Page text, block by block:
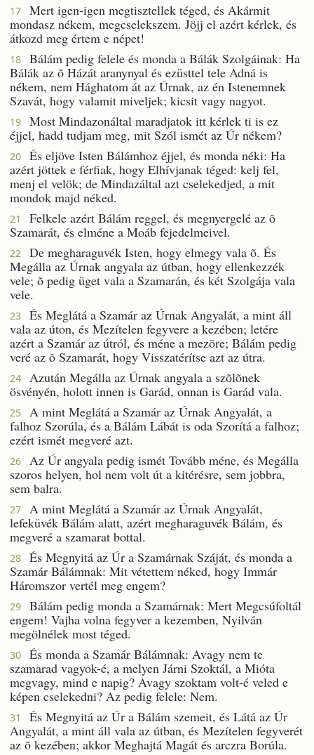
17
Mert igen-igen megtisztellek téged, és Akármit
mondasz nékem, megcselekszem. Jöjj el azért kérlek, és
átkozd meg értem e népet!
18
Bálám pedig felele és monda a Bálák Szolgáinak: Ha
Bálák az õ Házát aranynyal és ezüsttel tele Adná is
nékem, nem Hághatom át az Úrnak, az én Istenemnek
Szavát, hogy valamit miveljek; kicsit vagy nagyot.
19
Most Mindazonáltal maradjatok itt kérlek ti is ez
éjjel, hadd tudjam meg, mit Szól ismét az Úr nékem?
20
És eljöve Isten Bálámhoz éjjel, és monda néki: Ha
azért jöttek e férfiak, hogy Elhívjanak téged: kelj fel,
menj el velök; de Mindazáltal azt cselekedjed, a mit
mondok majd néked.
21
Felkele azért Bálám reggel, és megnyergelé az õ
Szamarát, és elméne a Moáb fejedelmeivel.
22
De megharaguvék Isten, hogy elmegy vala õ. És
Megálla az Úrnak angyala az útban, hogy ellenkezzék
vele; õ pedig üget vala a Szamarán, és két Szolgája vala
vele.
23
És Meglátá a Szamár az Úrnak Angyalát, a mint áll
vala az úton, és Mezítelen fegyvere a kezében; letére
azért a Szamár az útról, és méne a mezõre; Bálám pedig
veré az õ Szamarát, hogy Visszatérítse azt az útra.
24
Azután Megálla az Úrnak angyala a szõlõnek
ösvényén, holott innen is Garád, onnan is Garád vala.
25
A mint Meglátá a Szamár az Úrnak Angyalát, a
falhoz Szorúla, és a Bálám Lábát is oda Szorítá a falhoz;
ezért ismét megveré azt.
26
Az Úr angyala pedig ismét Tovább méne, és Megálla
szoros helyen, hol nem volt út a kitérésre, sem jobbra,
sem balra.
27
A mint Meglátá a Szamár az Úrnak Angyalát,
lefeküvék Bálám alatt, azért megharaguvék Bálám, és
megveré a szamarat bottal.
28
És Megnyitá az Úr a Szamárnak Száját, és monda a
Szamár Bálámnak: Mit vétettem néked, hogy Immár
Háromszor vertél meg engem?
29
Bálám pedig monda a Szamárnak: Mert Megcsúfoltál
engem! Vajha volna fegyver a kezemben, Nyilván
megölnélek most téged.
30
És monda a Szamár Bálámnak: Avagy nem te
szamarad vagyok-é, a melyen Járni Szoktál, a Mióta
megvagy, mind e napig? Avagy szoktam volt-é veled e
képen cselekedni? Az pedig felele: Nem.
31
És Megnyitá az Úr a Bálám szemeit, és Látá az Úr
Angyalát, a mint áll vala az útban, és Mezítelen fegyverét
az õ kezében; akkor Meghajtá Magát és arczra Borúla.